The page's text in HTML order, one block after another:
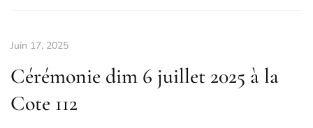
Juin 17, 2025
Cérémonie dim 6 juillet 2025 à la
Cote 112